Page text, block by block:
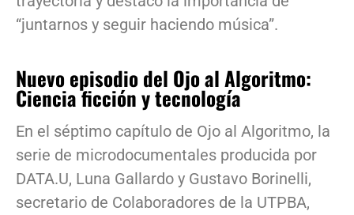
“juntarnos y seguir haciendo música”.
Nuevo episodio del Ojo al Algoritmo:
Ciencia ficción y tecnología
En el séptimo capítulo de Ojo al Algoritmo, la
serie de microdocumentales producida por
DATA.U, Luna Gallardo y Gustavo Borinelli,
secretario de Colaboradores de la UTPBA,